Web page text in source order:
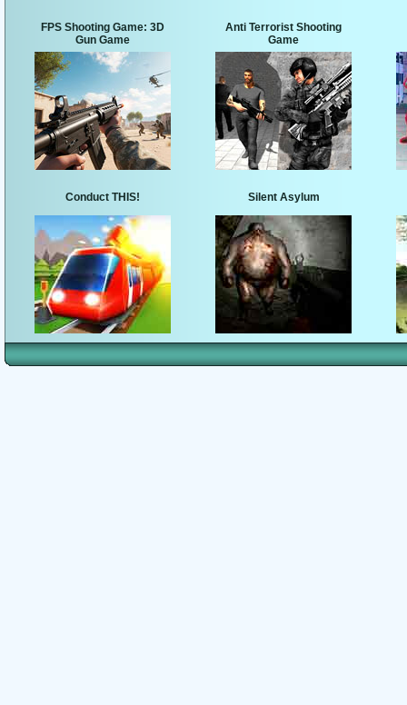
FPS Shooting Game: 3D
Gun Game
Anti Terrorist Shooting
Game
Conduct THIS! Silent Asylum